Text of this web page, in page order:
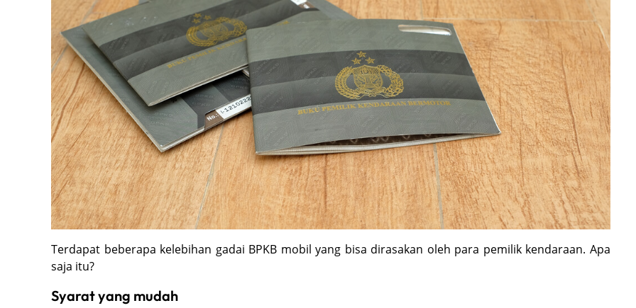
Terdapat beberapa kelebihan gadai BPKB mobil yang bisa dirasakan oleh para pemilik kendaraan. Apa
saja itu?
Syarat yang mudah